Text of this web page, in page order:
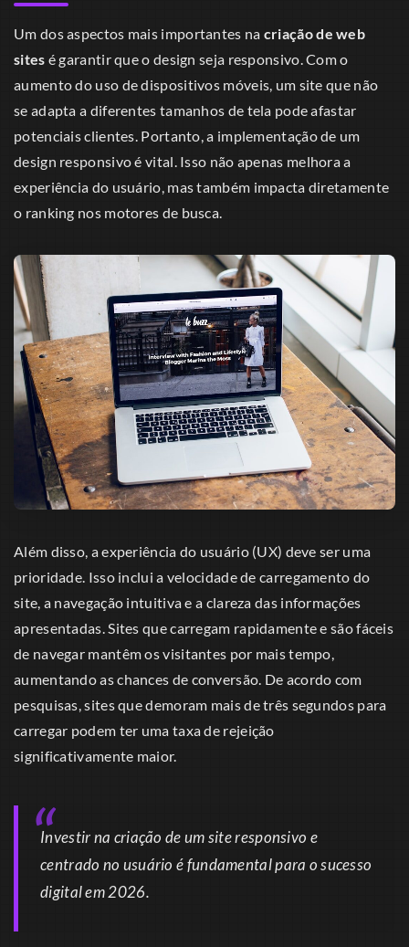
Um dos aspectos mais importantes na criação de web
sites é garantir que o design seja responsivo. Com o
aumento do uso de dispositivos móveis, um site que não
se adapta a diferentes tamanhos de tela pode afastar
potenciais clientes. Portanto, a implementação de um
design responsivo é vital. Isso não apenas melhora a
experiência do usuário, mas também impacta diretamente
o ranking nos motores de busca.
Além disso, a experiência do usuário (UX) deve ser uma
prioridade. Isso inclui a velocidade de carregamento do
site, a navegação intuitiva e a clareza das informações
apresentadas. Sites que carregam rapidamente e são fáceis
de navegar mantêm os visitantes por mais tempo,
aumentando as chances de conversão. De acordo com
pesquisas, sites que demoram mais de três segundos para
carregar podem ter uma taxa de rejeição
significativamente maior.
Investir na criação de um site responsivo e
centrado no usuário é fundamental para o sucesso
digital em 2026.